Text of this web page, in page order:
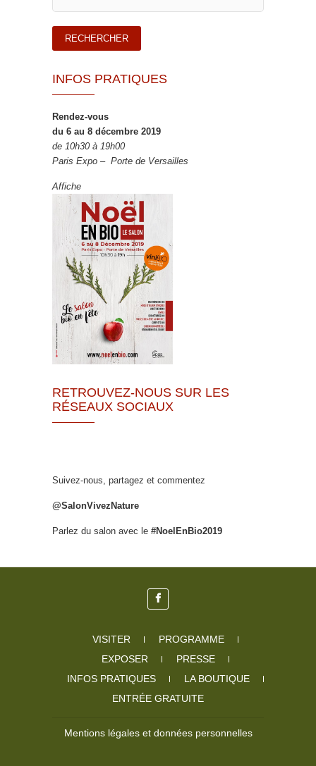
INFOS PRATIQUES
Rendez-vous
du 6 au 8 décembre 2019
de 10h30 à 19h00
Paris Expo – Porte de Versailles
Affiche
RETROUVEZ-NOUS SUR LES
RÉSEAUX SOCIAUX
Suivez-nous, partagez et commentez
@SalonVivezNature
Parlez du salon avec le #NoelEnBio2019
VISITER
PROGRAMME
EXPOSER
PRESSE
INFOS PRATIQUES
LA BOUTIQUE
ENTRÉE GRATUITE
Mentions légales et données personnelles